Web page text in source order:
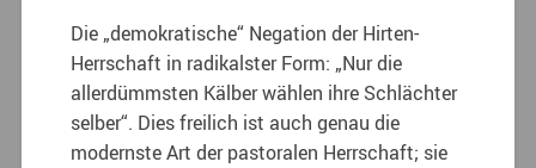
Die „demokratische“ Negation der Hirten-
Herrschaft in radikalster Form: „Nur die
allerdümmsten Kälber wählen ihre Schlächter
selber“. Dies freilich ist auch genau die
modernste Art der pastoralen Herrschaft; sie